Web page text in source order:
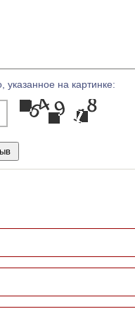
указанное на картинке: